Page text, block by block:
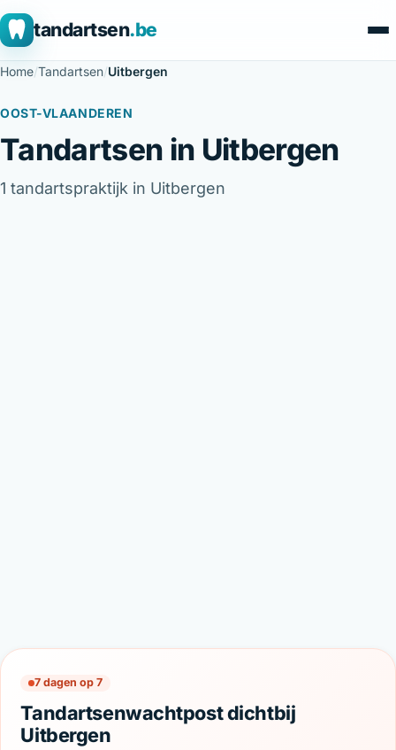
tandartsen.be
Home/Tandartsen/Uitbergen
OOST-VLAANDEREN
Tandartsen in Uitbergen
1 tandartspraktijk in Uitbergen
7 dagen op 7
Tandartsenwachtpost dichtbij
Uitbergen